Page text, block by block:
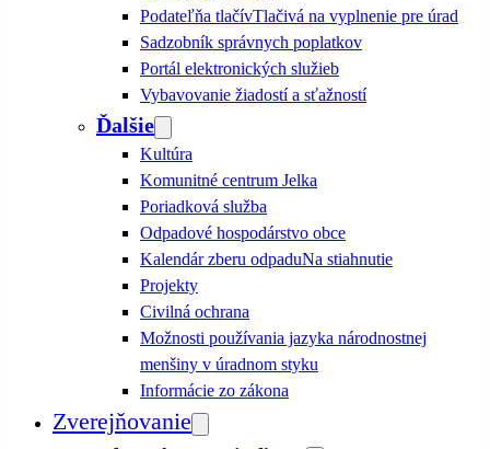
Podateľňa tlačívTlačivá na vyplnenie pre úrad
Sadzobník správnych poplatkov
Portál elektronických služieb
Vybavovanie žiadostí a sťažností
Ďalšie
Kultúra
Komunitné centrum Jelka
Poriadková služba
Odpadové hospodárstvo obce
Kalendár zberu odpaduNa stiahnutie
Projekty
Civilná ochrana
Možnosti používania jazyka národnostnej
menšiny v úradnom styku
Informácie zo zákona
Zverejňovanie